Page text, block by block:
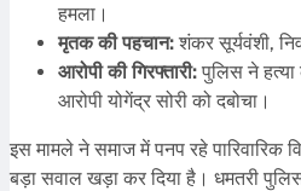
हमला।
मृतक की पहचान: शंकर सूर्यवंशी,
आरोपी की गिरफ्तारी: पुलिस ने
आरोपी योगेंद्र सोरी को दबोचा।
इस मामले ने समाज में पनप रहे
बड़ा सवाल खड़ा कर दिया है। धमतरी